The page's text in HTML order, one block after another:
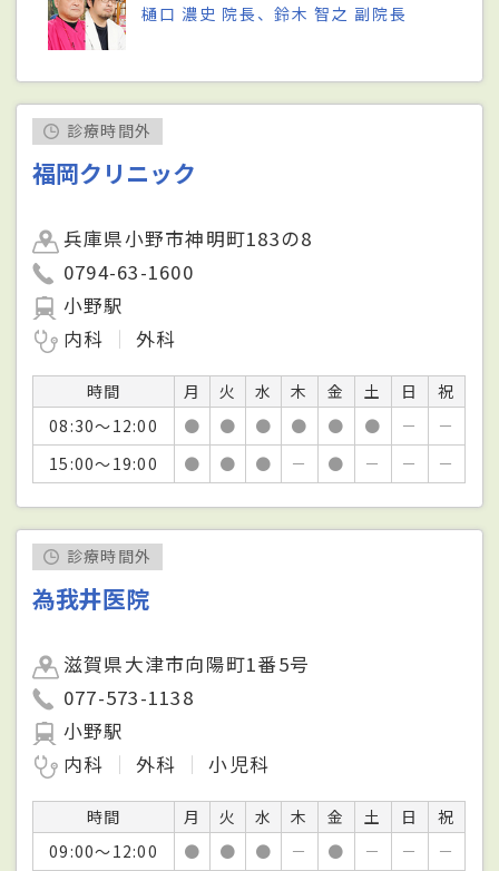
樋口 濃史 院長、鈴木 智之 副院長
診療時間外
福岡クリニック
兵庫県小野市神明町183の8
0794-63-1600
小野駅
内科
外科
時間 月 火 水 木 金 土 日
祝
08:30～12:00
● ● ● ● ● ● －
－
15:00～19:00
● ● ● － ● － － －
診療時間外
為我井医院
滋賀県大津市向陽町1番5号
077-573-1138
小野駅
内科
外科 小児科
時間 月 火 水 木 金 土 日
祝
09:00～12:00
● ● ● － ● － －
－